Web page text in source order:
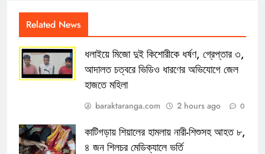
Related News
ধলাইয়ে মিজো দুই কিশোরীকে ধর্ষণ, গ্রেপ্তার ৩,
আদালত চত্বরে ভিডিও ধারণের অভিযোগে জেল
হাজতে মহিলা
baraktaranga.com 2 hours ago 0
কাটিগড়ায় শিয়ালের হামলায় নারী-শিশুসহ আহত ৮,
৪ জন শিলচর মেডিক্যালে ভর্তি